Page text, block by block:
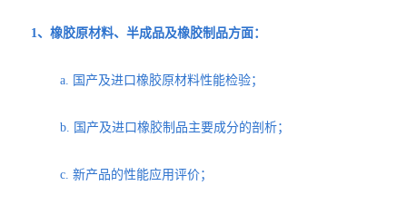
1、橡胶原材料、半成品及橡胶制品方面：
a. 国产及进口橡胶原材料性能检验；
b. 国产及进口橡胶制品主要成分的剖析；
c. 新产品的性能应用评价；